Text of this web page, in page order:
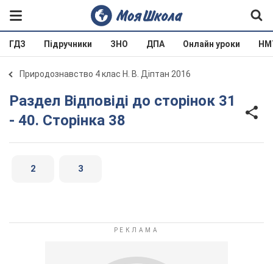
ГДЗ Підручники ЗНО ДПА Онлайн уроки
Природознавство 4 клас Н. В. Діптан 2016
Раздел Відповіді до сторінок 31
- 40. Сторінка 38
2 3